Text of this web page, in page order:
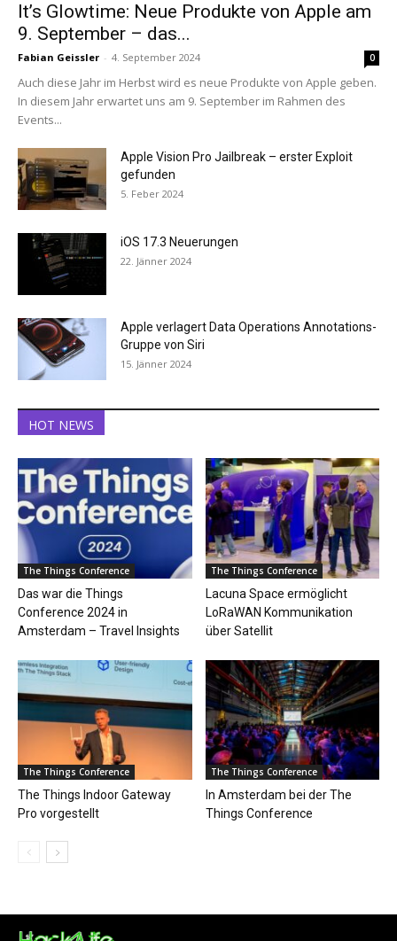
It’s Glowtime: Neue Produkte von Apple am
9. September – das...
Fabian Geissler - 4. September 2024 0
Auch diese Jahr im Herbst wird es neue Produkte von Apple geben.
In diesem Jahr erwartet uns am 9. September im Rahmen des
Events...
Apple Vision Pro Jailbreak – erster Exploit
gefunden
5. Feber 2024
iOS 17.3 Neuerungen
22. Jänner 2024
Apple verlagert Data Operations Annotations-
Gruppe von Siri
15. Jänner 2024
HOT NEWS
The Things Conference
Das war die Things
Conference 2024 in
Amsterdam – Travel Insights
The Things Conference
Lacuna Space ermöglicht
LoRaWAN Kommunikation
über Satellit
The Things Conference
The Things Indoor Gateway
Pro vorgestellt
The Things Conference
In Amsterdam bei der The
Things Conference